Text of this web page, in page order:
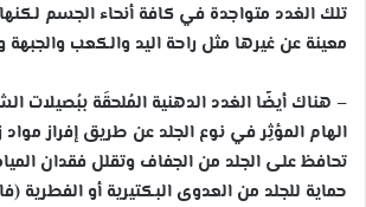
تلك الغدد متواجدة في كافة أنحاء الجسم
معينة عن غيرها مثل راحة اليد والكعب والجبهة
– هناك أيضًا الغدد الدهنية المُلحقَة ببُصيلات
الهام المؤثِر في نوع الجلد عن طريق إفراز مواد
تحافظ على الجلد من الجفاف وتقلل فقدان
حماية للجلد من العدوى البكتيرية أو